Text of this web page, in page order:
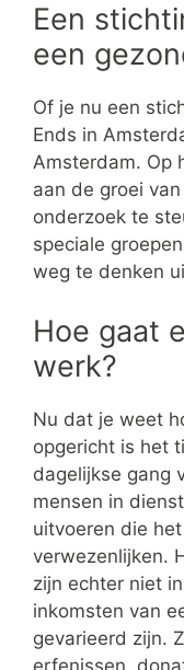
Een
een
Of je nu een
Ends in
Amsterdam. Op
aan de groei
onderzoek te
speciale
weg te denken
Hoe gaat
werk?
Nu dat je weet
opgericht is het
dagelijkse gang
mensen in
uitvoeren die
verwezenlijken.
zijn echter niet
inkomsten van
gevarieerd zijn.
erfenissen,